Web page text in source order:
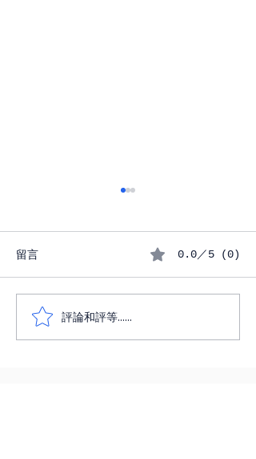
标题：提高您的西班牙语：使
用桌上的物品学习 欢迎回到
Spanish Super Tutor，您的西班
牙语学习博客！今天我们来点
实际操作。我们将探索常见的
留言 0.0／5 (0)
評論和評等......